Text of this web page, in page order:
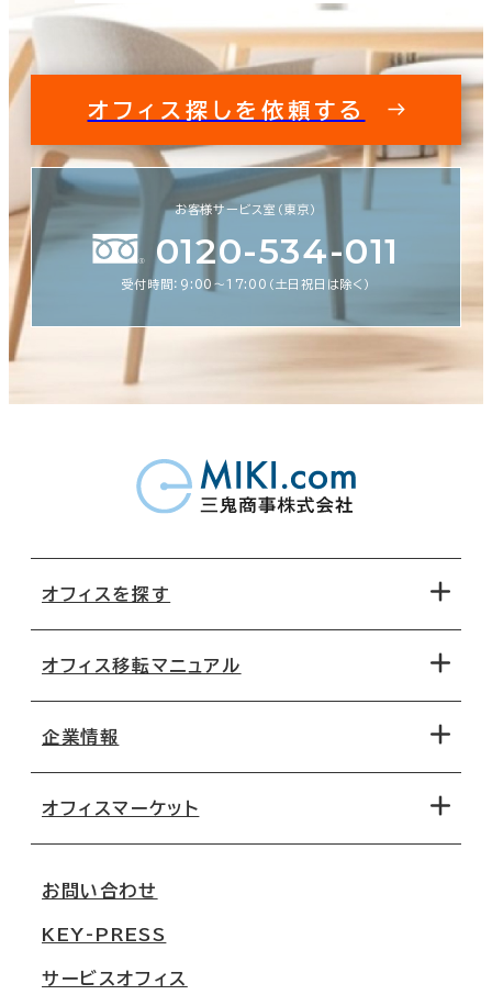
オフィス探しを依頼する
お客様サービス室（東京）
0120-534-011
受付時間：9:00〜17:00（土日祝日は除く）
オフィスを探す
地図から探す
路線・駅から探す
オフィス移転マニュアル
移転コストシミュレーション
移転スケジュール
オフィス移転Q&A
企業情報
オフィスマーケット
大阪
名古屋
お問い合わせ
KEY-PRESS
サービスオフィス